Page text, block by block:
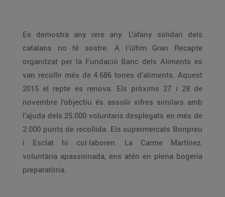
Es demostra any rere any. L’afany solidari dels
catalans no té sostre. A l’últim Gran Recapte
organitzat per la Fundació Banc dels Aliments es
van recollir més de 4.686 tones d’aliments. Aquest
2015 el repte es renova. Els pròxims 27 i 28 de
novembre l’objectiu és assolir xifres similars amb
l’ajuda dels 25.000 voluntaris desplegats en més de
2.000 punts de recollida. Els supermercats Bonpreu
i Esclat hi col·laboren. La Carme Martínez,
voluntària apassionada, ens atén en plena bogeria
preparatòria.